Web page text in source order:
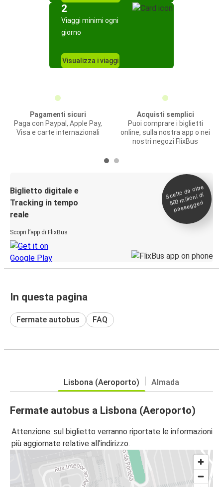
2
Viaggi minimi ogni
giorno
Visualizza i viaggi
Pagamenti sicuri
Paga con Paypal, Apple Pay,
Visa e carte internazionali
Acquisti semplici
Puoi comprare i biglietti
online, sulla nostra app o nei
nostri negozi FlixBus
Biglietto digitale e
Tracking in tempo
reale
Scopri l’app di FlixBus
Scelto da oltre
500
milioni di
passeggeri
In questa pagina
Fermate autobus FAQ
Lisbona (Aeroporto) Almada
Fermate autobus a Lisbona (Aeroporto)
Attenzione: sul biglietto verranno riportate le informazioni
più aggiornate relative all'indirizzo.